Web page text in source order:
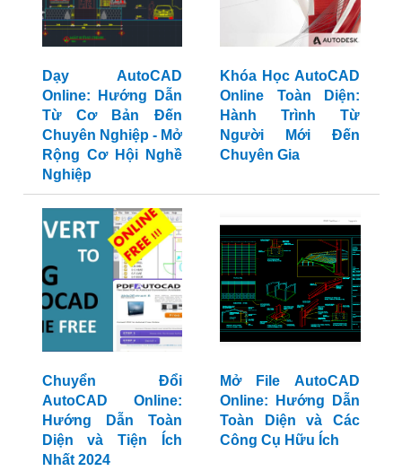
Dạy AutoCAD
Online: Hướng Dẫn
Từ Cơ Bản Đến
Chuyên Nghiệp - Mở
Rộng Cơ Hội Nghề
Nghiệp
Khóa Học AutoCAD
Online Toàn Diện:
Hành Trình Từ
Người Mới Đến
Chuyên Gia
Chuyển Đổi
AutoCAD Online:
Hướng Dẫn Toàn
Diện và Tiện Ích
Nhất 2024
Mở File AutoCAD
Online: Hướng Dẫn
Toàn Diện và Các
Công Cụ Hữu Ích